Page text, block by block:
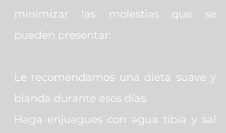
minimizar las molestias que se
pueden presentar:
Le recomendamos una dieta suave y
blanda durante esos días.
Haga enjuagues con agua tibia y sal